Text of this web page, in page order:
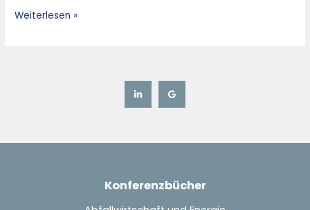
Weiterlesen »
Konferenzbücher